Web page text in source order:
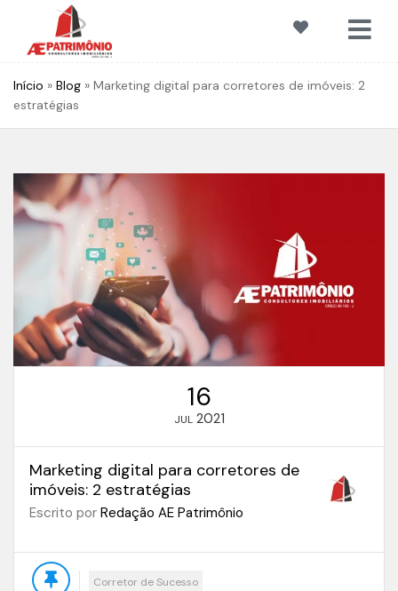
Início » Blog » Marketing digital para corretores de imóveis: 2
estratégias
16
JUL 2021
Marketing digital para corretores de
imóveis: 2 estratégias
Escrito por Redação AE Patrimônio
Corretor de Sucesso